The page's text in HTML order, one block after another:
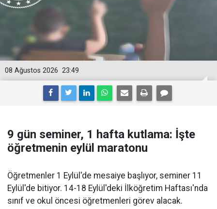
23:49
08 Ağustos 2026
9 gün seminer, 1 hafta kutlama: İşte
öğretmenin eylül maratonu
Öğretmenler 1 Eylül'de mesaiye başlıyor, seminer 11
Eylül'de bitiyor. 14-18 Eylül'deki İlköğretim Haftası'nda
sınıf ve okul öncesi öğretmenleri görev alacak.